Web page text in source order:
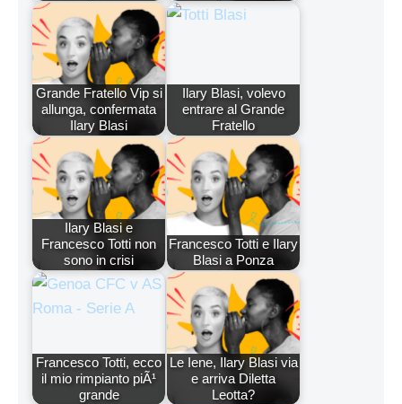
Grande Fratello Vip si
allunga, confermata
Ilary Blasi
Ilary Blasi, volevo
entrare al Grande
Fratello
Ilary Blasi e
Francesco Totti non
sono in crisi
Francesco Totti e Ilary
Blasi a Ponza
Francesco Totti, ecco
il mio rimpianto piÃ¹
grande
Le Iene, Ilary Blasi via
e arriva Diletta
Leotta?